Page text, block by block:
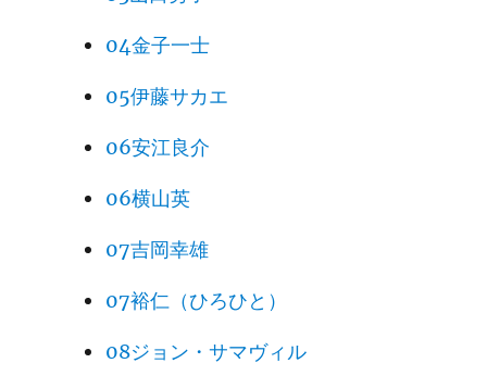
04金子一士
05伊藤サカエ
06安江良介
06横山英
07吉岡幸雄
07裕仁（ひろひと）
08ジョン・サマヴィル